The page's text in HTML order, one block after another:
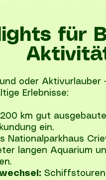
für
oder Aktivurlauber
Erlebnisse:
km gut
ein.
Nationalparkhaus
langen Aquarium